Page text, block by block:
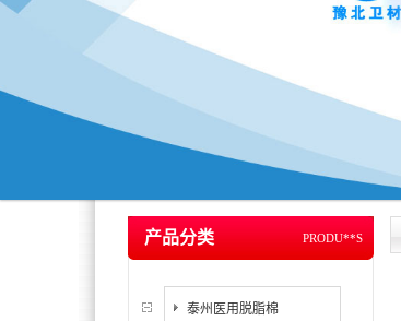
PRODU**S
产品分类
泰州医用脱脂棉